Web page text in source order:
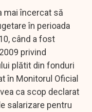
mai încercat să
în perioada
când a fost
privind
plătit din fonduri
în Monitorul Oficial
ca scop declarat
salarizare pentru